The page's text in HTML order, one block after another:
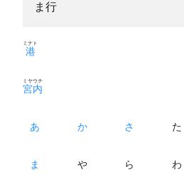
ま行
港
ミナト
宮内
ミヤウチ
あ か さ た
ま や ら わ